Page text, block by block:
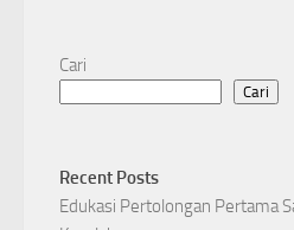
Cari
Cari
Recent Posts
Edukasi Pertolongan Pertama